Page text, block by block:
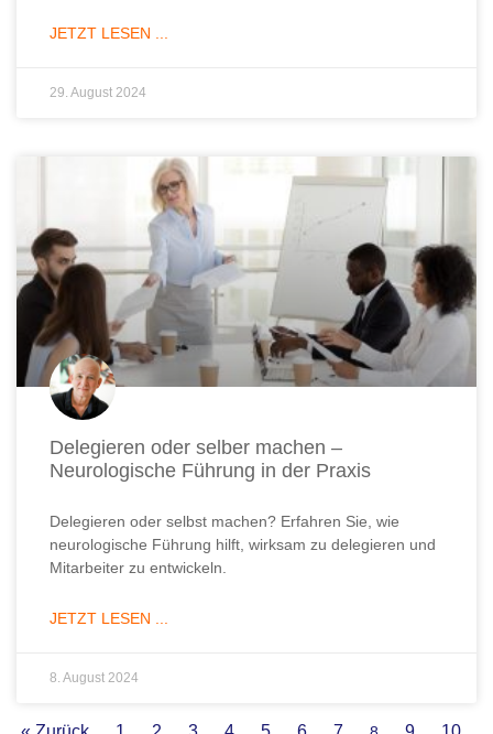
JETZT LESEN ...
29. August 2024
Delegieren oder selber machen –
Neurologische Führung in der Praxis
Delegieren oder selbst machen? Erfahren Sie, wie
neurologische Führung hilft, wirksam zu delegieren und
Mitarbeiter zu entwickeln.
JETZT LESEN ...
8. August 2024